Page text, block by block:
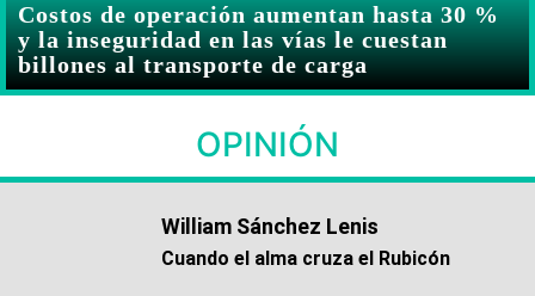
Costos de operación aumentan hasta 30 %
y la inseguridad en las vías le cuestan
billones al transporte de carga
OPINIÓN
William Sánchez Lenis
Cuando el alma cruza el Rubicón